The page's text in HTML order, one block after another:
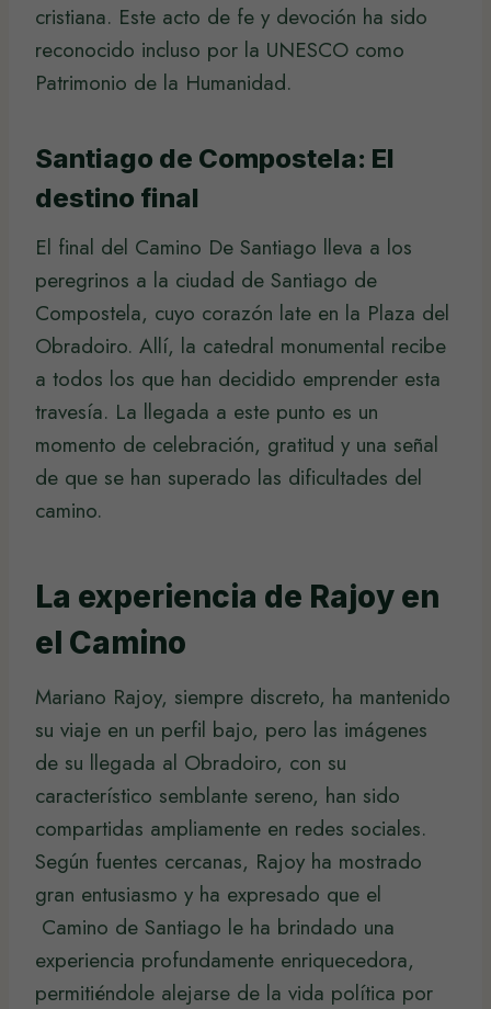
cristiana. Este acto de fe y devoción ha sido
reconocido incluso por la UNESCO como
Patrimonio de la Humanidad.
Santiago de Compostela: El
destino final
El final del Camino De Santiago lleva a los
peregrinos a la ciudad de Santiago de
Compostela, cuyo corazón late en la Plaza del
Obradoiro. Allí, la catedral monumental recibe
a todos los que han decidido emprender esta
travesía. La llegada a este punto es un
momento de celebración, gratitud y una señal
de que se han superado las dificultades del
camino.
La experiencia de Rajoy en
el Camino
Mariano Rajoy, siempre discreto, ha mantenido
su viaje en un perfil bajo, pero las imágenes
de su llegada al Obradoiro, con su
característico semblante sereno, han sido
compartidas ampliamente en redes sociales.
Según fuentes cercanas, Rajoy ha mostrado
gran entusiasmo y ha expresado que el
Camino de Santiago le ha brindado una
experiencia profundamente enriquecedora,
permitiéndole alejarse de la vida política por